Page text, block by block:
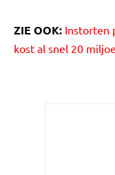
ZIE OOK: Instorten
kost al snel 20